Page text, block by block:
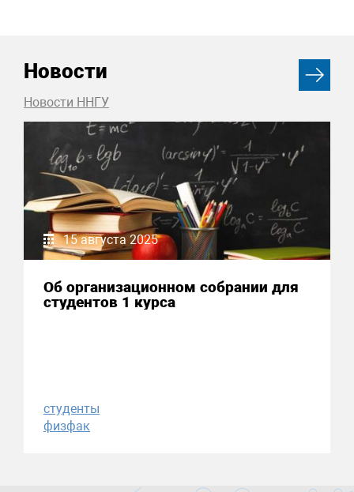
Новости
Новости ННГУ
15 августа 2025
Об организационном собрании для
студентов 1 курса
студенты
физфак